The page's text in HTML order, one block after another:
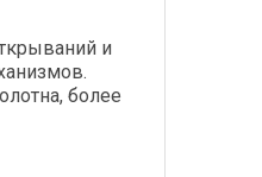
и
более